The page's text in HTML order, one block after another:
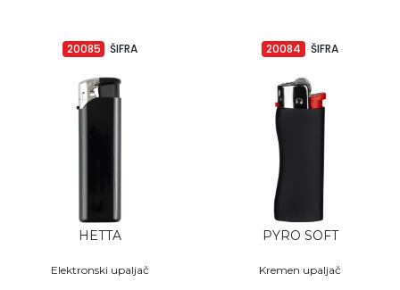
ŠIFRA
20085
HETTA
Elektronski upaljač
ŠIFRA
20084
PYRO SOFT
Kremen upaljač